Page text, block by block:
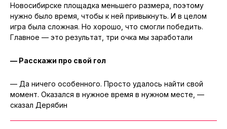
Новосибирске площадка меньшего размера, поэтому
нужно было время, чтобы к ней привыкнуть. И в целом
игра была сложная. Но хорошо, что смогли победить.
Главное — это результат, три очка мы заработали
— Расскажи про свой гол
— Да ничего особенного. Просто удалось найти свой
момент. Оказался в нужное время в нужном месте, —
сказал Дерябин